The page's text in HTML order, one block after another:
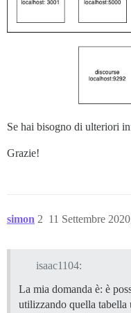
Se hai bisogno di ulteriori
Grazie!
simon 11 Settembre
2
isaac1104:
La mia domanda è: è
utilizzando quella tabella